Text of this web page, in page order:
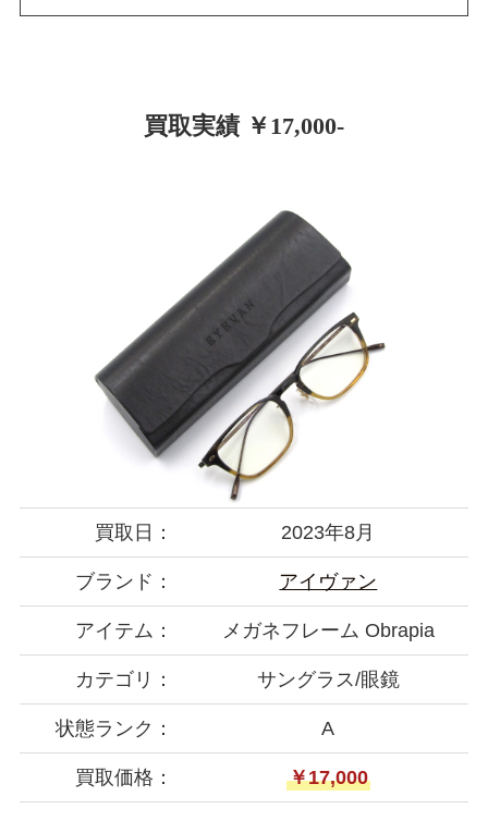
買取実績 ￥17,000-
買取日： 2023年8月
ブランド： アイヴァン
アイテム： メガネフレーム Obrapia
カテゴリ： サングラス/眼鏡
状態ランク： A
買取価格： ￥17,000